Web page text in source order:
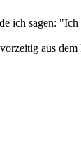
ich sagen:
aus dem